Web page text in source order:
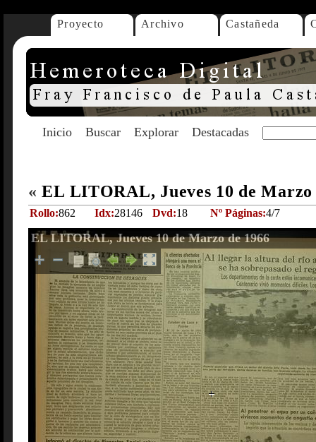
Proyecto Archivo Castañeda
Inicio Buscar Explorar Destacadas
« EL LITORAL, Jueves 10 de
Rollo:862 Idx:28146 Dvd:18 Nº Páginas:4/7
EL LITORAL, Jueves 10 de Marzo de 1966